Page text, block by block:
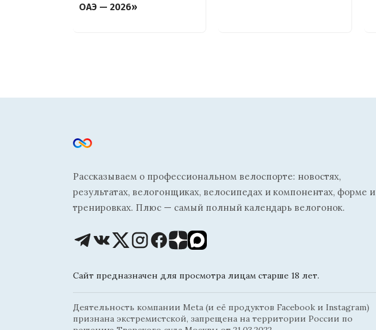
ОАЭ — 2026»
Рассказываем о профессиональном велоспорте: новостях,
результатах, велогонщиках, велосипедах и компонентах, форме и
тренировках. Плюс — самый полный календарь велогонок.
Сайт предназначен для просмотра лицам старше 18 лет.
Деятельность компании Meta (и её продуктов Facebook и Instagram)
признана экстремистской, запрещена на территории России по